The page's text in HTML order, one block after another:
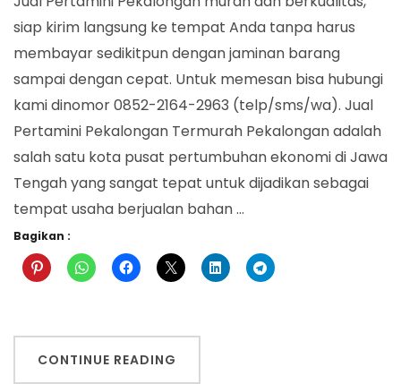
siap kirim langsung ke tempat Anda tanpa harus
membayar sedikitpun dengan jaminan barang
sampai dengan cepat. Untuk memesan bisa hubungi
kami dinomor 0852-2164-2963 (telp/sms/wa). Jual
Pertamini Pekalongan Termurah Pekalongan adalah
salah satu kota pusat pertumbuhan ekonomi di Jawa
Tengah yang sangat tepat untuk dijadikan sebagai
tempat usaha berjualan bahan …
Bagikan :
CONTINUE READING